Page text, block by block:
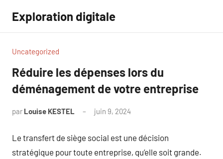
contenu
Exploration digitale
Uncategorized
Réduire les dépenses lors du
déménagement de votre entreprise
par Louise KESTEL juin 9, 2024
Le transfert de siège social est une décision
stratégique pour toute entreprise, qu’elle soit grande.